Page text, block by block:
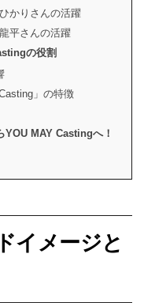
かりさんの活躍
平さんの活躍
の役割
」の特徴
YOU MAY Castingへ！
イメージと